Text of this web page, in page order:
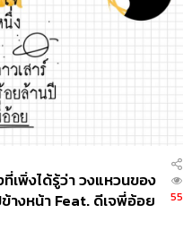
เพิ่งได้รู้ว่า วงแหวนของ
างหน้า Feat. ดีเจพี่อ้อย
55